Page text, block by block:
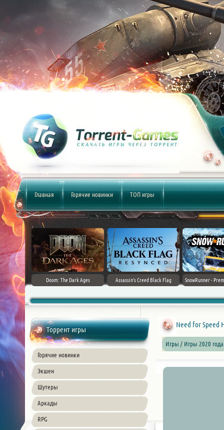
Главная Горячие новинки ТОП игры
Cut
DLC] (2024)
Doom: The Dark Ages
Assassin's Creed Black Flag
SnowRunner -
Торрент игры
Горячие новинки
Экшен
Шутеры
Аркады
RPG
Need for Speed
Игры / Игры 2020